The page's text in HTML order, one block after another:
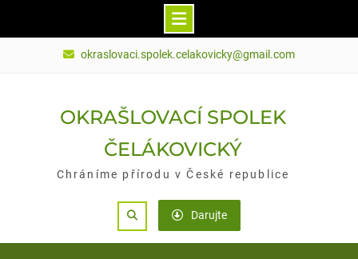
okraslovaci.spolek.celakovicky@gmail.com
OKRAŠLOVACÍ SPOLEK
ČELÁKOVICKÝ
Chráníme přírodu v České republice
Search Darujte